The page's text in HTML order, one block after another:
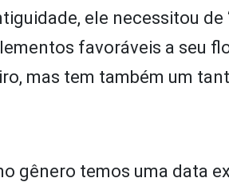
ele necessitou de
favoráveis a seu
mas tem também um
gênero temos uma data